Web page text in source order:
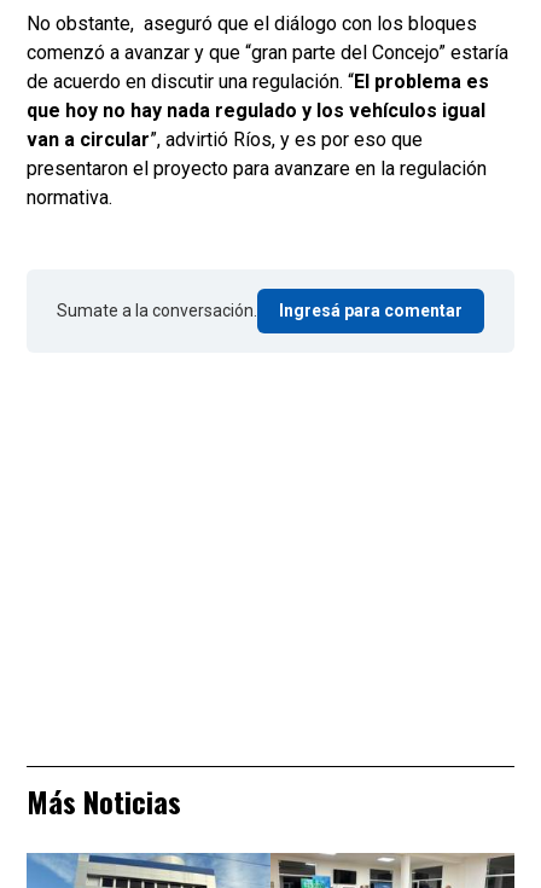
No obstante, aseguró que el diálogo con los bloques
comenzó a avanzar y que “gran parte del Concejo” estaría
de acuerdo en discutir una regulación. “El problema es
que hoy no hay nada regulado y los vehículos igual
van a circular”, advirtió Ríos, y es por eso que
presentaron el proyecto para avanzare en la regulación
normativa.
Sumate a la conversación. Ingresá para comentar
Más Noticias